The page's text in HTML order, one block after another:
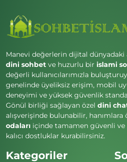
Manevi değerlerin dijital dünyadaki
dini sohbet ve huzurlu bir islami
değerli kullanıcılarımızla
genelinde üyeliksiz erişim, mobil
deneyimi ve yüksek güvenlik
Gönül birliği sağlayan özel dini
alışverişinde bulunabilir, hanımlara
odaları içinde tamamen güvenli
kalıcı dostluklar kurabilirsiniz.
Kategoriler